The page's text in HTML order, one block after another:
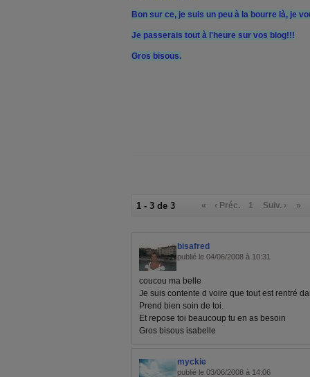
Bon sur ce, je suis un peu à la bourre là, je
Je passerais tout à l'heure sur vos blog!!!
Gros bisous.
1 - 3 de 3 « ‹ Préc. 1 Suiv. › »
bisafred
publié le 04/06/2008 à 10:31
coucou ma belle
Je suis contente d voire que tout est rentré
Prend bien soin de toi.
Et repose toi beaucoup tu en as besoin
Gros bisous isabelle
myckie
publié le 03/06/2008 à 14:06